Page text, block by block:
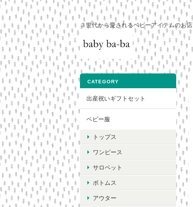
３世代から愛されるベビーアイテムのお店
CATEGORY
出産祝いギフトセット
ベビー服
トップス
ワンピース
サロペット
ボトムス
アウター